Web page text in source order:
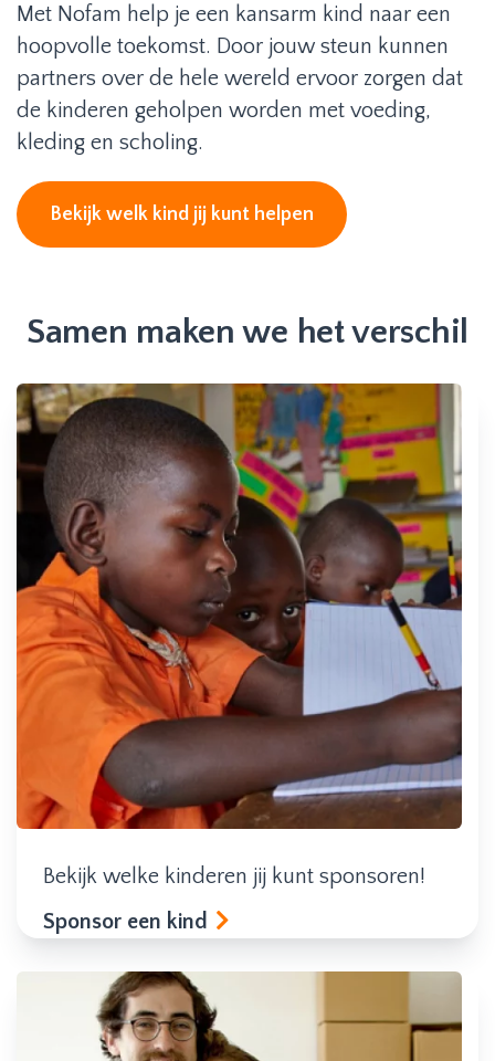
Met Nofam help je een kansarm kind naar een
hoopvolle toekomst. Door jouw steun kunnen
partners over de hele wereld ervoor zorgen dat
de kinderen geholpen worden met voeding,
kleding en scholing.
Bekijk welk kind jij kunt helpen
Samen maken we het verschil
Bekijk welke kinderen jij kunt sponsoren!
Sponsor een kind